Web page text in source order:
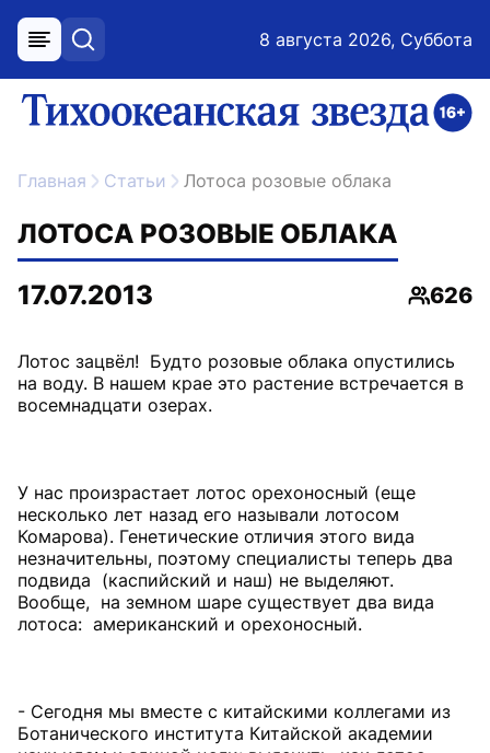
меню поиск 8 августа 2026, Суббота
ссылка на главную
Главная Статьи Лотоса розовые облака
ЛОТОСА РОЗОВЫЕ ОБЛАКА
17.07.2013
626
Лотос зацвёл! Будто розовые облака опустились
на воду. В нашем крае это растение встречается в
восемнадцати озерах.
У нас произрастает лотос орехоносный (еще
несколько лет назад его называли лотосом
Комарова). Генетические отличия этого вида
незначительны, поэтому специалисты теперь два
подвида (каспийский и наш) не выделяют.
Вообще, на земном шаре существует два вида
лотоса: американский и орехоносный.
- Сегодня мы вместе с китайскими коллегами из
Ботанического института Китайской академии